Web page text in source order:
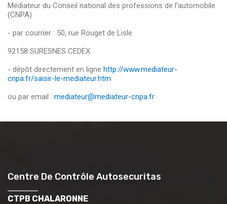
Médiateur du Conseil national des professions de l’automobile
(CNPA)
- par courrier : 50, rue Rouget de Lisle
92158 SURESNES CEDEX
- dépôt directement en ligne http://www.mediateur-
cnpa.fr/saisir-le-mediateur.htm
ou par email : mediateur@mediateur-cnpa.fr
Centre De Contrôle Autosecuritas
CTPB CHALARONNE